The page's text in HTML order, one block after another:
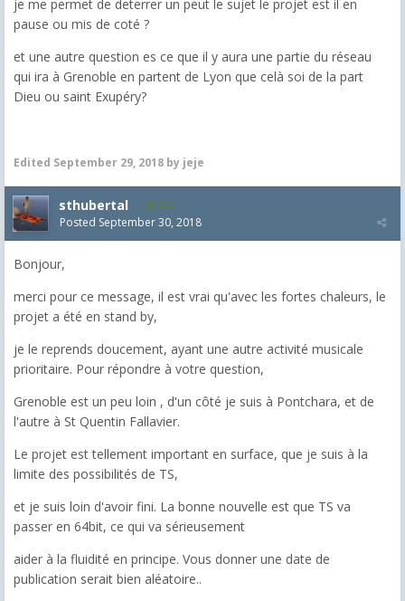
je me permet de deterrer un peut le sujet le projet est il en
pause ou mis de coté ?
et une autre question es ce que il y aura une partie du réseau
qui ira à Grenoble en partent de Lyon que celà soi de la part
Dieu ou saint Exupéry?
Edited September 29, 2018 by jeje
sthubertal 530
Posted September 30, 2018
Bonjour,
merci pour ce message, il est vrai qu'avec les fortes chaleurs, le
projet a été en stand by,
je le reprends doucement, ayant une autre activité musicale
prioritaire. Pour répondre à votre question,
Grenoble est un peu loin , d'un côté je suis à Pontchara, et de
l'autre à St Quentin Fallavier.
Le projet est tellement important en surface, que je suis à la
limite des possibilités de TS,
et je suis loin d'avoir fini. La bonne nouvelle est que TS va
passer en 64bit, ce qui va sérieusement
aider à la fluidité en principe. Vous donner une date de
publication serait bien aléatoire..